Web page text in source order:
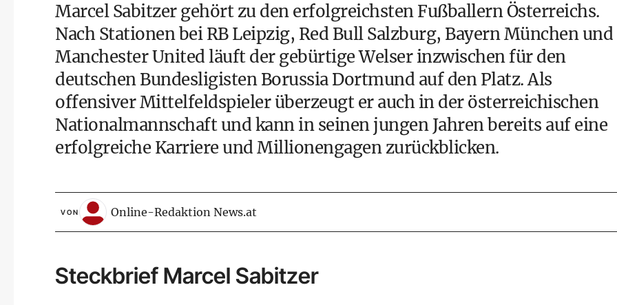
Marcel Sabitzer gehört zu den erfolgreichsten Fußballern Österreichs.
Nach Stationen bei RB Leipzig, Red Bull Salzburg, Bayern München und
Manchester United läuft der gebürtige Welser inzwischen für den
deutschen Bundesligisten Borussia Dortmund auf den Platz. Als
offensiver Mittelfeldspieler überzeugt er auch in der österreichischen
Nationalmannschaft und kann in seinen jungen Jahren bereits auf eine
erfolgreiche Karriere und Millionengagen zurückblicken.
VON Online-Redaktion News.at
Steckbrief Marcel Sabitzer